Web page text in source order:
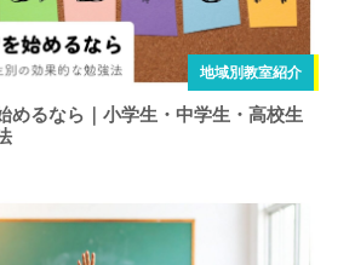
地域別教室紹介
めるなら｜小学生・中学生・高校生